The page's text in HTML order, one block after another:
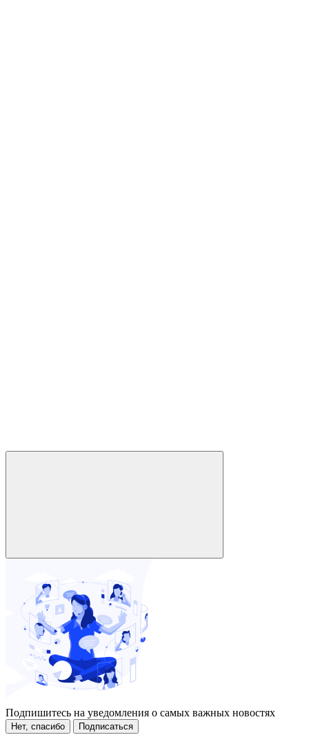
Подпишитесь на уведомления о самых важных новостях
Нет, спасибо Подписаться